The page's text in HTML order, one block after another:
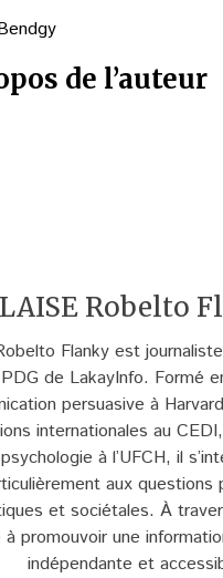
de l’auteur
Robelto
Flanky est
de LakayInfo. Formé
persuasive à
internationales au
psychologie à l’UFCH, il
aux questions
et sociétales. À
promouvoir une
indépendante et